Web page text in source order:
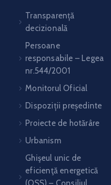
Transparență
decizională
Persoane
responsabile – Legea
nr.544/2001
Monitorul Oficial
Dispoziții președinte
Proiecte de hotărâre
Urbanism
Ghişeul unic de
eficienţă energetică
(OSS) – Consiliul